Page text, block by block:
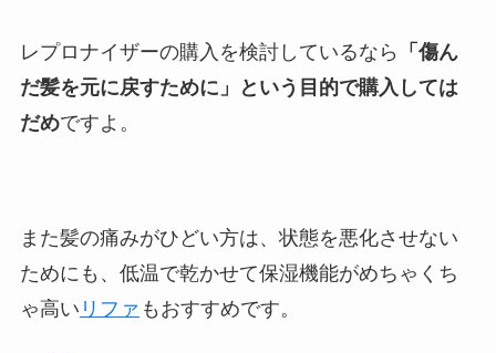
レプロナイザーの購入を検討しているなら
「傷ん
だ髪を元に戻すために」という目的で購入しては
だめですよ。
また髪の痛みがひどい方は、状態を悪化させない
ためにも、低温で乾かせて保湿機能がめちゃくち
ゃ高い リファ もおすすめです。